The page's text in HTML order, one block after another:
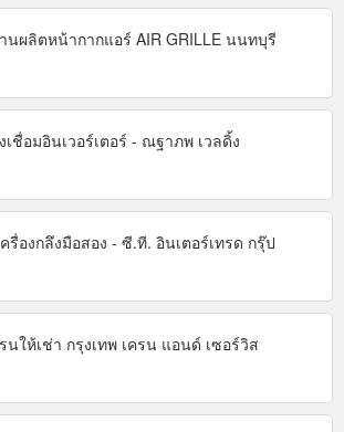
นผลิตหน้ากากแอร์ AIR GRILLE นนทบุรี
เชื่อมอินเวอร์เตอร์ - ณฐาภพ เวลดิ้ง
รื่องกลึงมือสอง - ซี.ที. อินเตอร์เทรด กรุ๊ป
นให้เช่า กรุงเทพ เครน แอนด์ เซอร์วิส